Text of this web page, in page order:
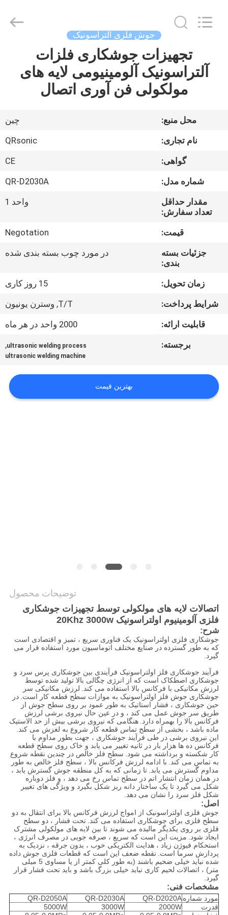
محصولات
درباره
کارخانه
کیفیت
ما
تماس
اخبار
موارد
Equipment
Co.,Ltd.
جوش فلزی التراسونیک
تجهیزات جوشکاری فلزات
آلتراسونیک آلومینیومی لایه های
مولکولی فن آوری اتصال
محل منبع:
چين
نام تجاری:
QRsonic
گواهی:
CE
شماره مدل:
QR-D2030A
مقدار حداقل
تعداد سفارش:
واحد 1
قیمت:
Negotation
جزئیات بسته
بندی:
در مورد چوب بسته بندی شده
زمان تحویل:
15 روز کاری
شرایط پرداخت:
T/T, وسترن یونیون
قابلیت ارائه:
2000 واحد در هر ماه
برجسته:
ultrasonic welding process
,
ultrasonic welding machine
بهترین قیمت
توضیحات محصول
اتصالات لایه های مولکولی توسط تجهیزات جوشکاری
فلزی آلومینیوم اولتراسونیک 20Khz 3000w
شرح:
جوشکاری فلزی اولتراسونیک یک فناوری سریع ، تمیز و اقتصادی است
که به طور گسترده در صنایع مختلف اتوماسیون مورد استفاده قرار می
گیرد.
فرآیند جوشکاری فلز اولتراسونیک فرآیندی بین جوشکاری پرس سرد و
جوشکاری اصطکاک است که از انرژی چگالی بالا تولید شده توسط
لرزش مکانیکی با فرکانس بالا استفاده می کند. لرزش مکانیکی سر
جوشکاری جوش فلز اولتراسونیک به موازات سطح قطعه کار است. در
حین جوشکاری ، فشار استاتیک به طور عمود بر روی سطح جوش از
طریق سر جوش عمل می کند ، و در عین حال نیروی برشی لرزش
فرکانس بالا را بهمراه دارد. هنگامی که نیروی برشی بیش از حد الاستیک
ماده باشد ، بخشی از سطح تماس قطعه کار شروع به لغزش می کند.
این نیروی برشی در طی فرآیند جوشکاری ، جهت بطور مداوم با
فرکانس ده ها هزار بار در ثانیه تغییر می یابد و خاک روی سطح قطعه
کار شکسته و برداشته می شود. سطح فلز خالص در چندین نقطه شروع
به تماس می کند. با ادامه لرزش فرکانس بالا ، سطح فلز خالص به طور
مداوم گسترش می یابد. تا زمانی که به کل منطقه جوش گسترش یابد ،
در همان زمان انتشار اتم در سطح تماس رخ می دهد ، و فلز دوباره
شکل می گیرد تا یک ساختار دانه ریز شکل بگیرد و ویژگی های تغییر
شکل فلز سرد را نشان می دهد.
اصل:
جوش فلزی اولتراسونیک از امواج لرزش فرکانس بالا برای انتقال به دو
سطح فلزی برای جوشکاری استفاده می کند. تحت فشار ، دو سطح
فلزی بر روی یکدیگر مالیده می شوند تا بین لایه های مولکولی مشترک
ایجاد شود. مزیت این است که سریع ، صرفه جویی در مصرف انرژی ،
استحکام فیوژن زیاد ، هدایت الکتریکی خوب ، بدون جرقه ، نزدیک به
پردازش سرما است. نقطه ضعف این است که قطعات فلزی جوش داده
شده نباید خیلی ضخیم باشند (به طور کلی کمتر از یا مساوی 5 میلی
متر) ، اتصالات لحیم کاری نباید خیلی بزرگ باشد و باید تحت فشار قرار
گیرد.
مشخصات فنی:
مورد شمارهQR-D2020A
QR-D2030A
QR-D2050A
قدرت
2000W
3000W
5000W